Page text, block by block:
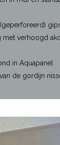
met verhoogd
in Aquapanel
de gordijn